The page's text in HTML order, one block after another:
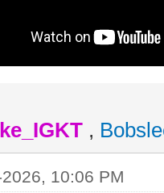
,
10:06 PM